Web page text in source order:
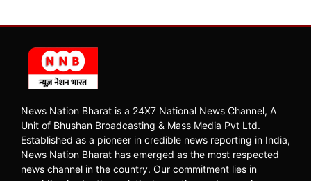
News Nation Bharat is a 24X7 National News Channel, A
Unit of Bhushan Broadcasting & Mass Media Pvt Ltd.
Established as a pioneer in credible news reporting in India,
News Nation Bharat has emerged as the most respected
news channel in the country. Our commitment lies in